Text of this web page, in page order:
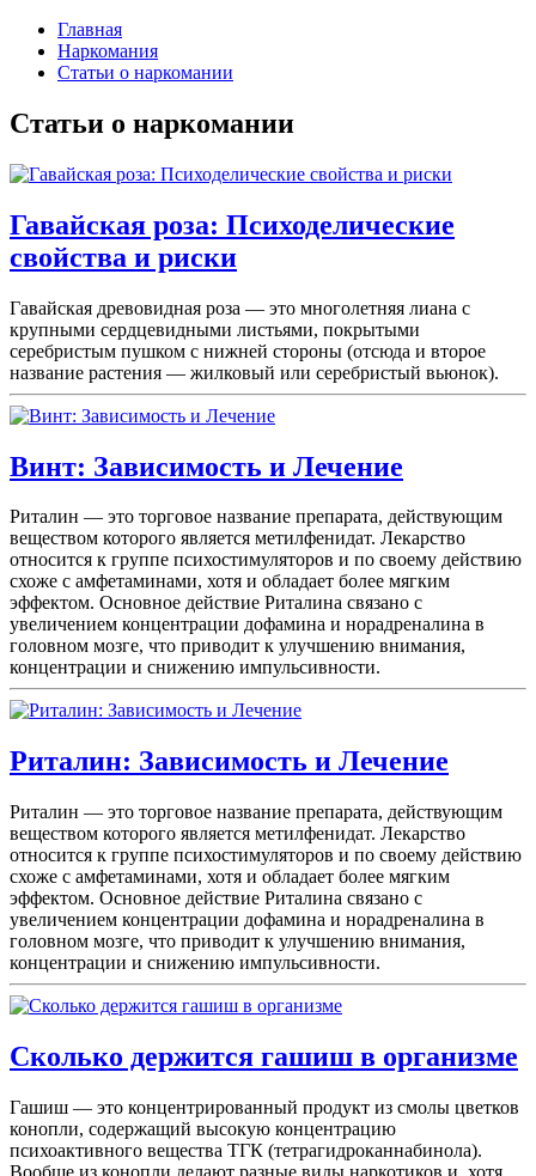
Главная
Наркомания
Статьи о наркомании
Статьи о наркомании
Гавайская роза: Психоделические
свойства и риски
Гавайская древовидная роза — это многолетняя лиана с
крупными сердцевидными листьями, покрытыми
серебристым пушком с нижней стороны (отсюда и второе
название растения — жилковый или серебристый вьюнок).
Винт: Зависимость и Лечение
Риталин — это торговое название препарата, действующим
веществом которого является метилфенидат. Лекарство
относится к группе психостимуляторов и по своему действию
схоже с амфетаминами, хотя и обладает более мягким
эффектом. Основное действие Риталина связано с
увеличением концентрации дофамина и норадреналина в
головном мозге, что приводит к улучшению внимания,
концентрации и снижению импульсивности.
Риталин: Зависимость и Лечение
Риталин — это торговое название препарата, действующим
веществом которого является метилфенидат. Лекарство
относится к группе психостимуляторов и по своему действию
схоже с амфетаминами, хотя и обладает более мягким
эффектом. Основное действие Риталина связано с
увеличением концентрации дофамина и норадреналина в
головном мозге, что приводит к улучшению внимания,
концентрации и снижению импульсивности.
Сколько держится гашиш в организме
Гашиш — это концентрированный продукт из смолы цветков
конопли, содержащий высокую концентрацию
психоактивного вещества ТГК (тетрагидроканнабинола).
Вообще из конопли делают разные виды наркотиков и, хотя